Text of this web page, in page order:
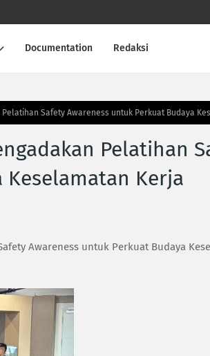
Documentation Redaksi
Pelatihan Safety Awareness untuk Perkuat Budaya
Pelatihan
Kerja
Awareness untuk Perkuat Budaya